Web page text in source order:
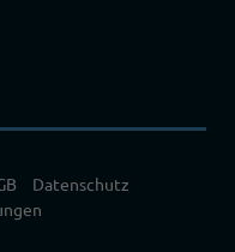
Datenschutz